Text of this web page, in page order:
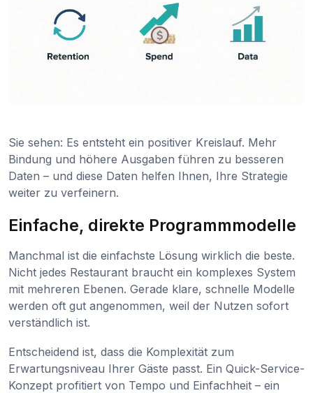
Sie sehen: Es entsteht ein positiver Kreislauf. Mehr
Bindung und höhere Ausgaben führen zu besseren
Daten – und diese Daten helfen Ihnen, Ihre Strategie
weiter zu verfeinern.
Einfache, direkte Programmmodelle
Manchmal ist die einfachste Lösung wirklich die beste.
Nicht jedes Restaurant braucht ein komplexes System
mit mehreren Ebenen. Gerade klare, schnelle Modelle
werden oft gut angenommen, weil der Nutzen sofort
verständlich ist.
Entscheidend ist, dass die Komplexität zum
Erwartungsniveau Ihrer Gäste passt. Ein Quick-Service-
Konzept profitiert von Tempo und Einfachheit – ein